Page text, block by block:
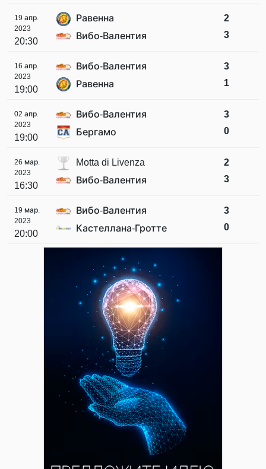
19 апр.
2023
20:30
Равенна
Вибо-Валентия
2
3
16 апр.
2023
19:00
Вибо-Валентия
Равенна
3
1
02 апр.
2023
19:00
Вибо-Валентия
Бергамо
3
0
26 мар.
2023
16:30
Motta di Livenza
Вибо-Валентия
2
3
19 мар.
2023
20:00
Вибо-Валентия
Кастеллана-Гротте
3
0